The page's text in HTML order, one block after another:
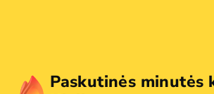
Paskutinės minutės